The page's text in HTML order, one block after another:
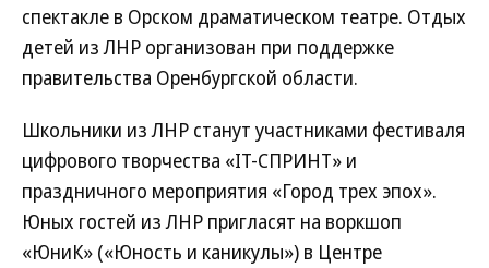
спектакле в Орском драматическом театре. Отдых
детей из ЛНР организован при поддержке
правительства Оренбургской области.
Школьники из ЛНР станут участниками фестиваля
цифрового творчества «IT-СПРИНТ» и
праздничного мероприятия «Город трех эпох».
Юных гостей из ЛНР пригласят на воркшоп
«ЮниК» («Юность и каникулы») в Центре